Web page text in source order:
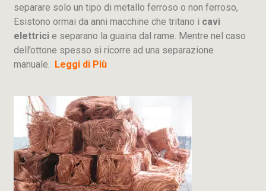
separare solo un tipo di metallo ferroso o non ferroso,
Esistono ormai da anni macchine che tritano i cavi
elettrici e separano la guaina dal rame. Mentre nel caso
dell’ottone spesso si ricorre ad una separazione
manuale.
Leggi di Più